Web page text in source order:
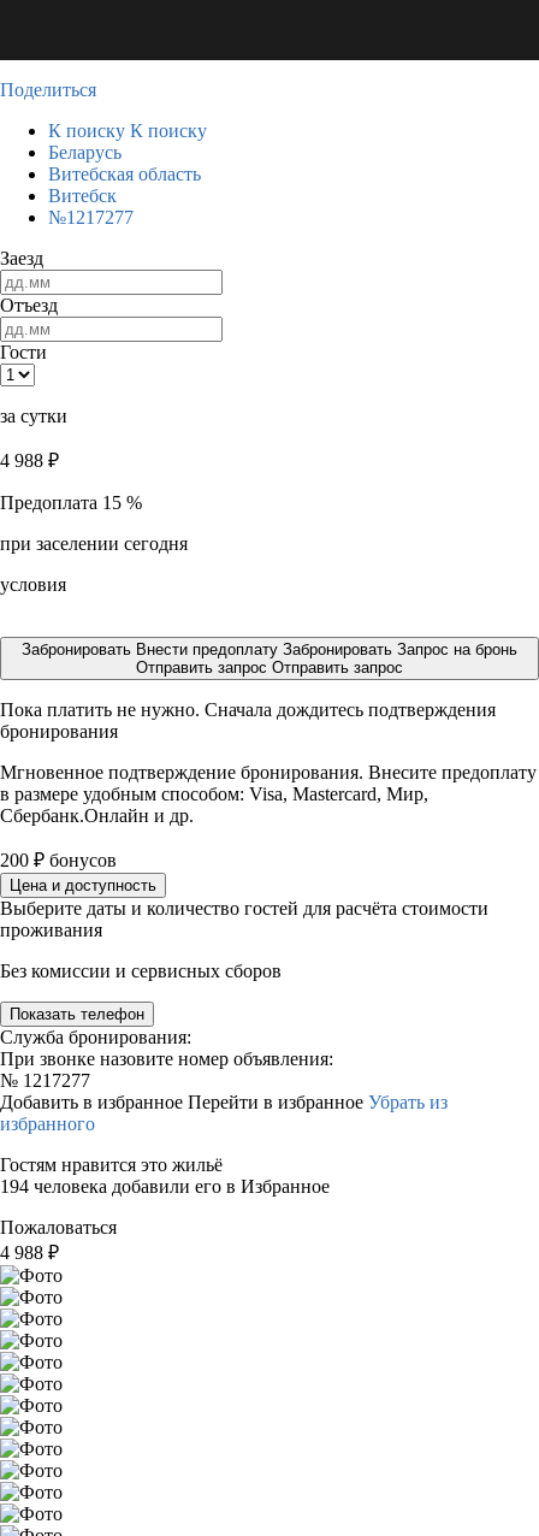
Поделиться
К поиску К поиску
Беларусь
Витебская область
Витебск
№1217277
Заезд
Отъезд
Гости
за сутки
4 988 ₽
Предоплата 15 %
при заселении сегодня
условия
Забронировать Внести предоплату Забронировать Запрос на бронь
Отправить запрос Отправить запрос
Пока платить не нужно. Сначала дождитесь подтверждения
бронирования
Мгновенное подтверждение бронирования. Внесите предоплату
в размере удобным способом: Visa, Mastercard, Мир,
Сбербанк.Онлайн и др.
200 ₽ бонусов
Цена и доступность
Выберите даты и количество гостей для расчёта стоимости
проживания
Без комиссии и сервисных сборов
Показать телефон
Служба бронирования:
При звонке назовите номер объявления:
№ 1217277
Добавить в избранное Перейти в избранное Убрать из
избранного
Гостям нравится это жильё
194 человека добавили его в Избранное
Пожаловаться
4 988 ₽